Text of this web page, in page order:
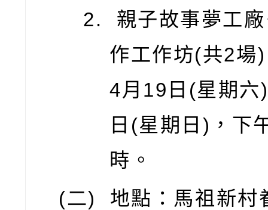
親子故事夢工
作工作坊(共2場)
4月 19 日 (星期六
日 (星期日 ) ，下
時。
(二) 地點：馬祖新村